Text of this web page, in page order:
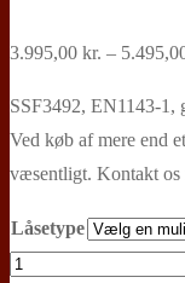
3.995,00 kr. –
SSF3492, EN1143-1,
Ved køb af mere end
væsentligt. Kontakt
Låsetype
Justra